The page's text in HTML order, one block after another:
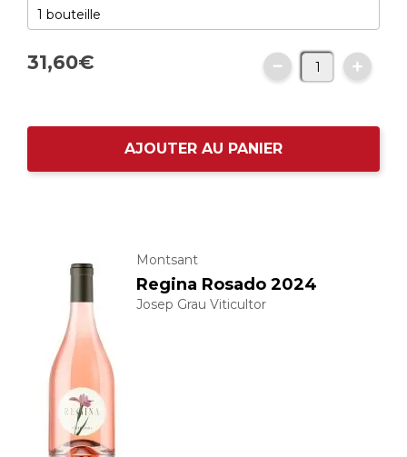
31,60€
AJOUTER AU PANIER
Montsant
Regina Rosado 2024
Josep Grau Viticultor